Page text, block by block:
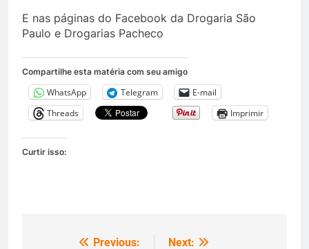
E nas páginas do Facebook da Drogaria São
Paulo e Drogarias Pacheco
Compartilhe esta matéria com seu amigo
WhatsApp Telegram
E-mail
Threads
Imprimir
Curtir isso:
Previous:
Next: